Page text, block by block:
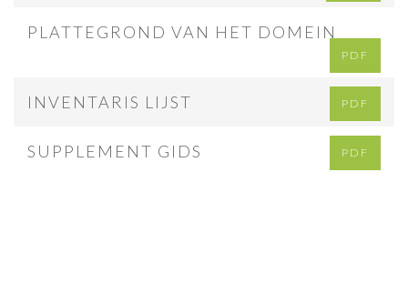
PLATTEGROND VAN HET DOMEIN
PDF
INVENTARIS LIJST PDF
SUPPLEMENT GIDS PDF